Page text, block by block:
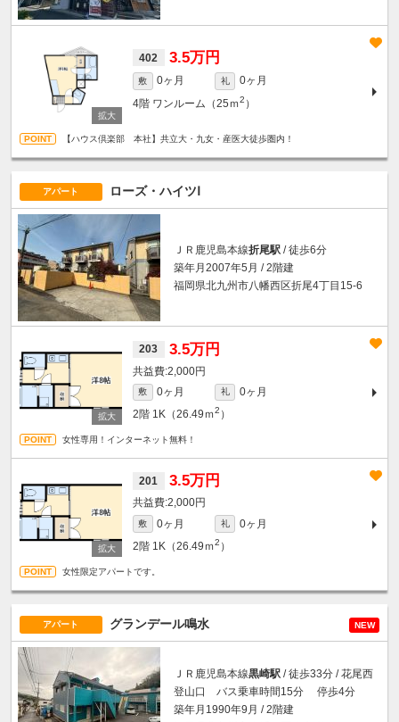
402 3.5万円
敷 0ヶ月 礼
0ヶ月
4階 ワンルーム（25ｍ2 ）
【ハウス倶楽部 本社】共立大・九女・産医大徒歩圏内！
アパート ローズ・ハイツⅠ
ＪＲ鹿児島本線折尾駅 / 徒歩6分
築年月2007年5月 / 2階建
福岡県北九州市八幡西区折尾4丁目15-6
203 3.5万円
2,000円
敷 0ヶ月 礼
0ヶ月
2階 1K（26.49ｍ2 ）
女性専用！インターネット無料！
201 3.5万円
2,000円
敷 0ヶ月 礼
0ヶ月
2階 1K（26.49ｍ2 ）
女性限定アパートです。
アパート グランデール鳴水 NEW
ＪＲ鹿児島本線黒崎駅 / 徒歩33分 / 花尾西
登山口 バス乗車時間15分 停歩4分
築年月1990年9月 / 2階建